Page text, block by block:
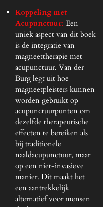
Koppeling met
Acupunctuur: Een
uniek aspect van dit boek
is de integratie van
magneettherapie met
acupunctuur. Van der
Burg legt uit hoe
magneetpleisters kunnen
worden gebruikt op
acupunctuurpunten om
dezelfde therapeutische
effecten te bereiken als
bij traditionele
naaldacupunctuur, maar
op een niet-invasieve
manier. Dit maakt het
een aantrekkelijk
alternatief voor mensen